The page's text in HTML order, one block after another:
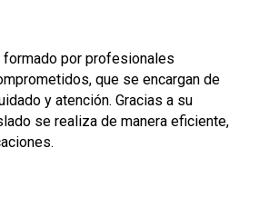
por profesionales
que se encargan de
y atención. Gracias a su
se realiza de manera eficiente,